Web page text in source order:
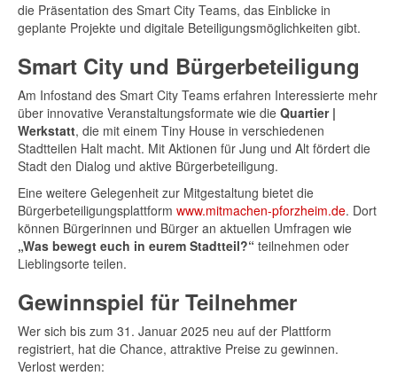
die Präsentation des Smart City Teams, das Einblicke in
geplante Projekte und digitale Beteiligungsmöglichkeiten gibt.
Smart City und Bürgerbeteiligung
Am Infostand des Smart City Teams erfahren Interessierte mehr
über innovative Veranstaltungsformate wie die Quartier |
Werkstatt, die mit einem Tiny House in verschiedenen
Stadtteilen Halt macht. Mit Aktionen für Jung und Alt fördert die
Stadt den Dialog und aktive Bürgerbeteiligung.
Eine weitere Gelegenheit zur Mitgestaltung bietet die
Bürgerbeteiligungsplattform www.mitmachen-pforzheim.de. Dort
können Bürgerinnen und Bürger an aktuellen Umfragen wie
„Was bewegt euch in eurem Stadtteil?“ teilnehmen oder
Lieblingsorte teilen.
Gewinnspiel für Teilnehmer
Wer sich bis zum 31. Januar 2025 neu auf der Plattform
registriert, hat die Chance, attraktive Preise zu gewinnen.
Verlost werden: